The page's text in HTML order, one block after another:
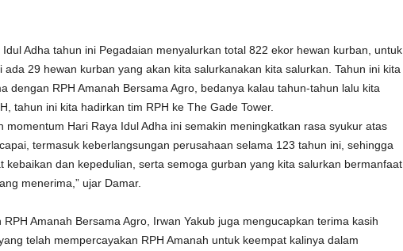
Idul Adha tahun ini Pegadaian menyalurkan total 822 ekor hewan kurban, untuk
ada 29 hewan kurban yang akan kita salurkanakan kita salurkan. Tahun ini kita
dengan RPH Amanah Bersama Agro, bedanya kalau tahun-tahun lalu kita
tahun ini kita hadirkan tim RPH ke The Gade Tower.
momentum Hari Raya Idul Adha ini semakin meningkatkan rasa syukur atas
termasuk keberlangsungan perusahaan selama 123 tahun ini, sehingga
kebaikan dan kepedulian, serta semoga gurban yang kita salurkan bermanfaat
menerima,” ujar Damar.
RPH Amanah Bersama Agro, Irwan Yakub juga mengucapkan terima kasih
telah mempercayakan RPH Amanah untuk keempat kalinya dalam